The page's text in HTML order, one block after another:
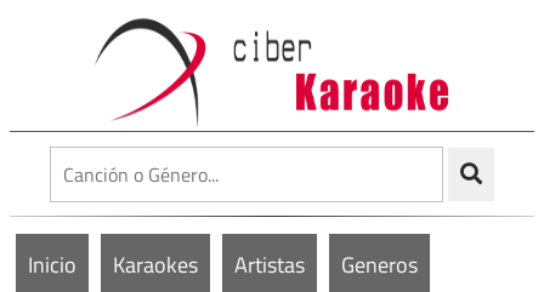
Inicio Karaokes Artistas Generos